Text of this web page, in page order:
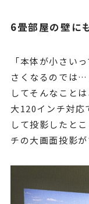
6畳部屋の壁に
「本体が小さい
さくなるのでは
してそんなこと
大120インチ対応
して投影したと
チの大画面投影が